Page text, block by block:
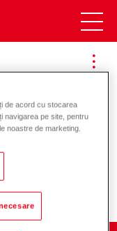
energie și
de acord cu stocarea
navigarea pe site, pentru
noastre de marketing.